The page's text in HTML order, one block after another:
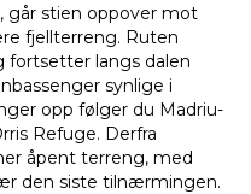
går stien oppover mot
fjellterreng. Ruten
fortsetter langs dalen
synlige i
opp følger du Madriu-
Refuge. Derfra
åpent terreng, med
den siste tilnærmingen.